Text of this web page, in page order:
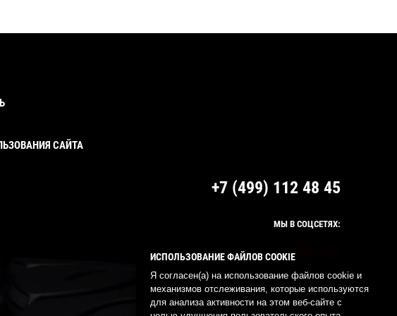
САЙТА
+7 (499) 112 48 45
МЫ В СОЦСЕТЯХ:
ИСПОЛЬЗОВАНИЕ ФАЙЛОВ COOKIE
Я согласен(а) на использование файлов cookie и
механизмов отслеживания, которые используются
для анализа активности на этом веб-сайте с